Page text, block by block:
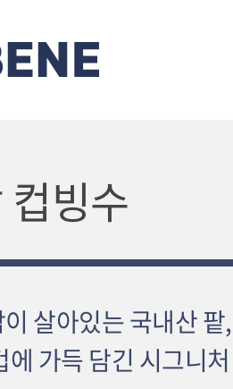
빙수
살아있는 국내산
에 가득 담긴 시그니